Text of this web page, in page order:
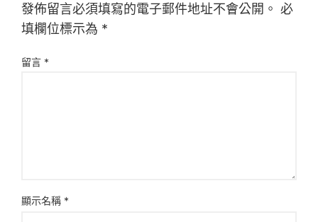
發佈留言必須填寫的電子郵件地址不會公開。 必
填欄位標示為 *
留言 *
顯示名稱 *